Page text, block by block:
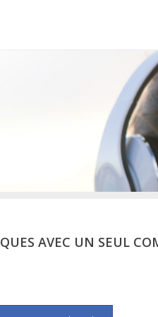
AVEC UN SEUL